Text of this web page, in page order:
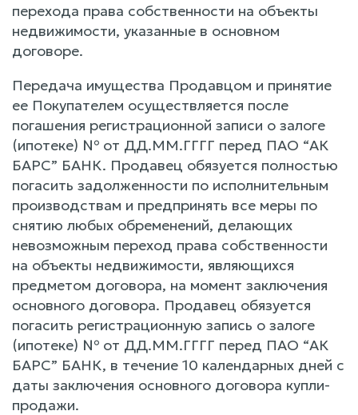
перехода права собственности на объекты
недвижимости, указанные в основном
договоре.
Передача имущества Продавцом и принятие
ее Покупателем осуществляется после
погашения регистрационной записи о залоге
(ипотеке) № от ДД.ММ.ГГГГ перед ПАО “АК
БАРС” БАНК. Продавец обязуется полностью
погасить задолженности по исполнительным
производствам и предпринять все меры по
снятию любых обременений, делающих
невозможным переход права собственности
на объекты недвижимости, являющихся
предметом договора, на момент заключения
основного договора. Продавец обязуется
погасить регистрационную запись о залоге
(ипотеке) № от ДД.ММ.ГГГГ перед ПАО “АК
БАРС” БАНК, в течение 10 календарных дней с
даты заключения основного договора купли-
продажи.